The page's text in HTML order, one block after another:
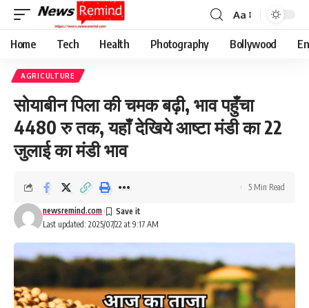
Font
Resizer
Aa
Home Tech Health Photography Bollywood
AGRICULTURE
सोयाबीन पिला की चमक बढ़ी, भाव पहुँचा
4480 रु तक, यहाँ देखिये आष्टा मंडी का 22
जुलाई का मंडी भाव
Last updated: 2025/07/22 at 9:17 AM
newsremind.com
5 Min Read